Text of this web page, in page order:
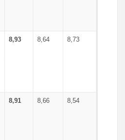
8,93 8,64 8,73
8,91 8,66 8,54